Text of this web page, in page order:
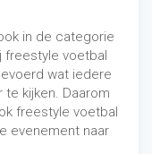
in de categorie
freestyle voetbal
wat iedere
te kijken. Daarom
freestyle voetbal
evenement naar